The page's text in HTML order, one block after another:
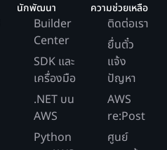
นักพัฒนา
Builder
Center
SDK และ
เครื่องมือ
.NET บน
AWS
Python
ความช่วยเหลือ
ติดต่อเรา
ยื่นตั๋ว
แจ้ง
ปัญหา
AWS
re:Post
ศูนย์